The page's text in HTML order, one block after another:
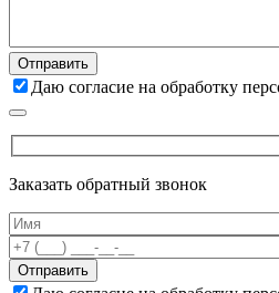
Даю согласие на обработку
Заказать обратный звонок